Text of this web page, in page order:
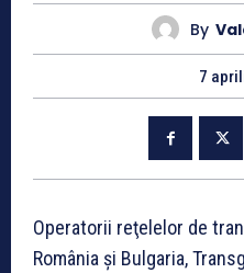
By
7
Operatorii reţelelor de
România şi Bulgaria,